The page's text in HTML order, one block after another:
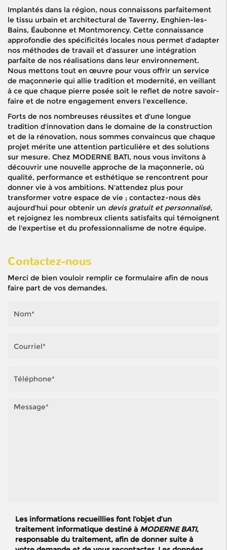
Implantés dans la région, nous connaissons parfaitement
le tissu urbain et architectural de Taverny, Enghien-les-
Bains, Éaubonne et Montmorency. Cette connaissance
approfondie des spécificités locales nous permet d'adapter
nos méthodes de travail et d'assurer une intégration
parfaite de nos réalisations dans leur environnement.
Nous mettons tout en œuvre pour vous offrir un service
de maçonnerie qui allie tradition et modernité, en veillant
à ce que chaque pierre posée soit le reflet de notre savoir-
faire et de notre engagement envers l'excellence.
Forts de nos nombreuses réussites et d'une longue
tradition d'innovation dans le domaine de la construction
et de la rénovation, nous sommes convaincus que chaque
projet mérite une attention particulière et des solutions
sur mesure. Chez MODERNE BATI, nous vous invitons à
découvrir une nouvelle approche de la maçonnerie, où
qualité, performance et esthétique se rencontrent pour
donner vie à vos ambitions. N'attendez plus pour
transformer votre espace de vie ; contactez-nous dès
aujourd'hui pour obtenir un devis gratuit et personnalisé,
et rejoignez les nombreux clients satisfaits qui témoignent
de l'expertise et du professionnalisme de notre équipe.
Contactez-nous
Merci de bien vouloir remplir ce formulaire afin de nous
faire part de vos demandes.
Les informations recueillies font l’objet d’un
traitement informatique destiné à MODERNE BATI,
responsable du traitement, afin de donner suite à